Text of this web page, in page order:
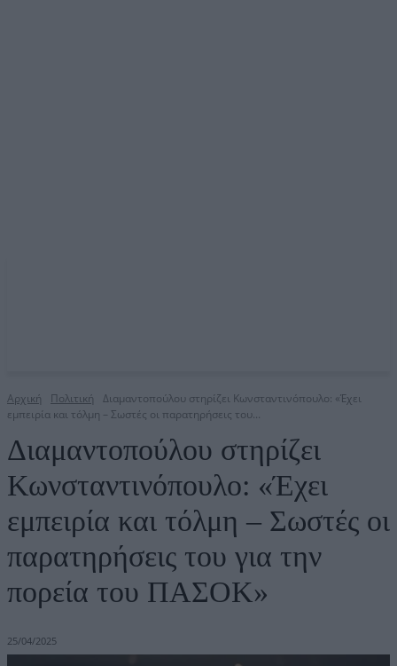
Αρχική Πολιτική
Διαμαντοπούλου στηρίζει Κωνσταντινόπουλο: «Έχει
εμπειρία και τόλμη – Σωστές οι παρατηρήσεις του...
Διαμαντοπούλου στηρίζει
Κωνσταντινόπουλο: «Έχει
εμπειρία και τόλμη – Σωστές οι
παρατηρήσεις του για την
πορεία του ΠΑΣΟΚ»
25/04/2025